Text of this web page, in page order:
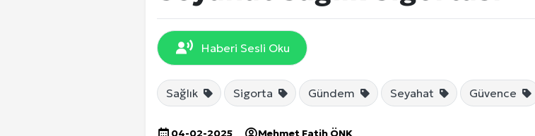
Haberi Sesli Oku
Sağlık Sigorta Gündem Seyahat Güvence
04-02-2025 Mehmet Fatih ÖNK